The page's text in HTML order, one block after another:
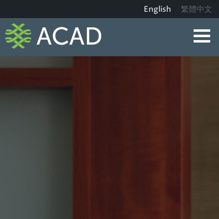
to
content
English 繁體中文